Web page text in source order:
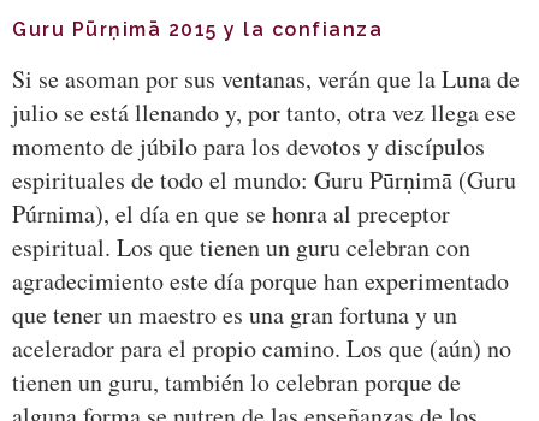
Guru Pūrṇimā 2015 y la confianza
Si se asoman por sus ventanas, verán que la Luna de
julio se está llenando y, por tanto, otra vez llega ese
momento de júbilo para los devotos y discípulos
espirituales de todo el mundo: Guru Pūrṇimā (Guru
Púrnima), el día en que se honra al preceptor
espiritual. Los que tienen un guru celebran con
agradecimiento este día porque han experimentado
que tener un maestro es una gran fortuna y un
acelerador para el propio camino. Los que (aún) no
tienen un guru, también lo celebran porque de